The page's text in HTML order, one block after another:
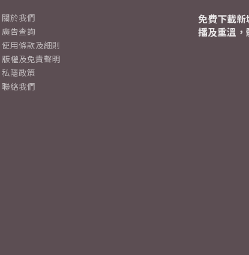
關於我們
廣告查詢
使用條款及細則
版權及免責聲明
私隱政策
聯絡我們
免費下載
播及重溫，